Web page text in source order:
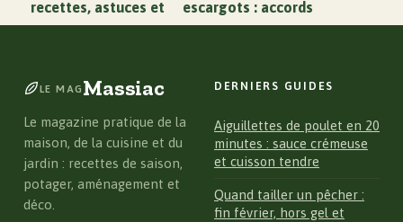
recettes, astuces et
alternatives
escargots : accords
incontournables et
LE MAG Massiac
Le magazine pratique de la
maison, de la cuisine et du
jardin : recettes de saison,
potager, aménagement et
déco.
DERNIERS GUIDES
Aiguillettes de poulet en 20
minutes : sauce crémeuse
et cuisson tendre
Quand tailler un pêcher :
fin février, hors gel et